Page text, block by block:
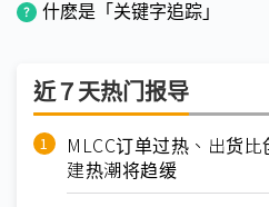
什麽是「关键字追踪」
近７天热门报导
MLCC订单过热、出货
建热潮将趋缓